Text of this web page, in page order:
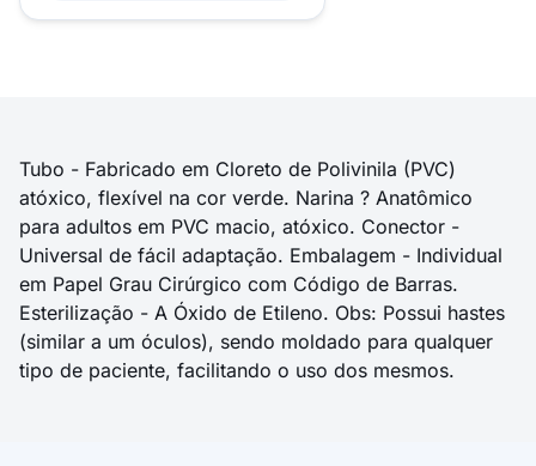
Tubo - Fabricado em Cloreto de Polivinila (PVC)
atóxico, flexível na cor verde. Narina ? Anatômico
para adultos em PVC macio, atóxico. Conector -
Universal de fácil adaptação. Embalagem - Individual
em Papel Grau Cirúrgico com Código de Barras.
Esterilização - A Óxido de Etileno. Obs: Possui hastes
(similar a um óculos), sendo moldado para qualquer
tipo de paciente, facilitando o uso dos mesmos.